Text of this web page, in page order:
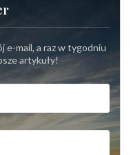
e-mail, a raz w tygodniu
artykuły!